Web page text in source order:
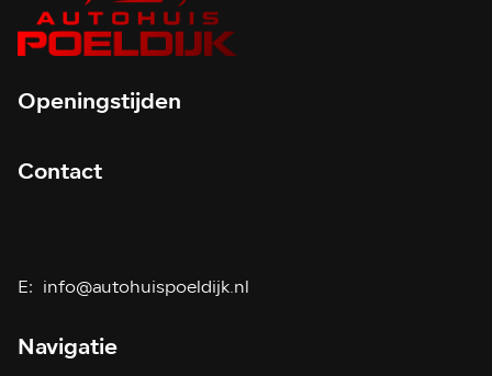
Openingstijden
Contact
E: info@autohuispoeldijk.nl
Navigatie